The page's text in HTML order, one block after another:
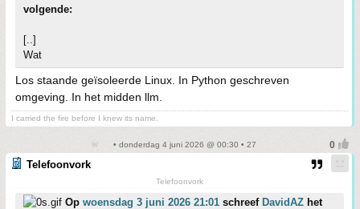
volgende:
[..]
Wat
Los staande geïsoleerde Linux. In Python geschreven
omgeving. In het midden llm.
I carried the fire before I knew its name.
• donderdag 4 juni 2026 @ 00:30 • 27
Telefoonvork
Telefoonvork
Op woensdag 3 juni 2026 21:01 schreef DavidAZ het